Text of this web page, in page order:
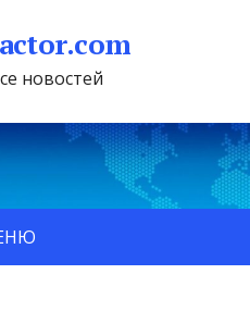
новостей